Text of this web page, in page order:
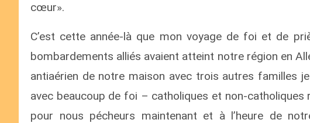
cœur».
C’est cette année-là que mon voyage de foi et de
bombardements alliés avaient atteint notre région en
antiaérien de notre maison avec trois autres familles
avec beaucoup de foi – catholiques et non-
pour nous pécheurs maintenant et à l’heure de